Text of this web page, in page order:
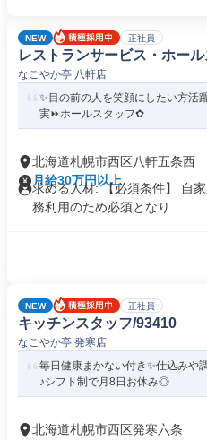
NEW 正社員
レストランサービス・ホー
なごやか亭 八軒店
✨目の前の人を笑顔にしたい方活
実⏩ホールスタッフ✿
北海道札幌市西区八軒五条西
月給30万円以上
求める人材: 【必須条件】 自
務利用のため必須となり...
NEW 正社員
キッチンスタッフ/93410
なごやか亭 発寒店
毎日健康まかない付き✨仕込みや
♪シフト制で月8日お休み◎
北海道札幌市西区発寒六条